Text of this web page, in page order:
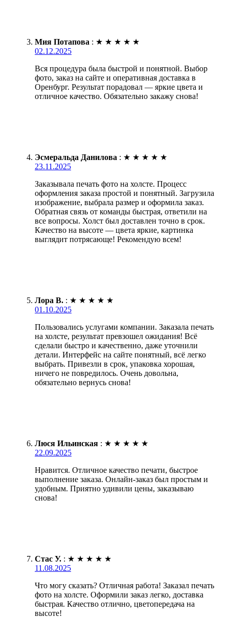
Мия Потапова : ★ ★ ★ ★ ★
02.12.2025
Вся процедура была быстрой и понятной. Выбор
фото, заказ на сайте и оперативная доставка в
Оренбург. Результат порадовал — яркие цвета и
отличное качество. Обязательно закажу снова!
Эсмеральда Данилова : ★ ★ ★ ★ ★
23.11.2025
Заказывала печать фото на холсте. Процесс
оформления заказа простой и понятный. Загрузила
изображение, выбрала размер и оформила заказ.
Обратная связь от команды быстрая, ответили на
все вопросы. Холст был доставлен точно в срок.
Качество на высоте — цвета яркие, картинка
выглядит потрясающе! Рекомендую всем!
Лора В. : ★ ★ ★ ★ ★
01.10.2025
Пользовались услугами компании. Заказала печать
на холсте, результат превзошел ожидания! Всё
сделали быстро и качественно, даже уточнили
детали. Интерфейс на сайте понятный, всё легко
выбрать. Привезли в срок, упаковка хорошая,
ничего не повредилось. Очень довольна,
обязательно вернусь снова!
Люся Ильинская : ★ ★ ★ ★ ★
22.09.2025
Нравится. Отличное качество печати, быстрое
выполнение заказа. Онлайн-заказ был простым и
удобным. Приятно удивили цены, заказываю
снова!
Стас У. : ★ ★ ★ ★ ★
11.08.2025
Что могу сказать? Отличная работа! Заказал печать
фото на холсте. Оформили заказ легко, доставка
быстрая. Качество отлично, цветопередача на
высоте!